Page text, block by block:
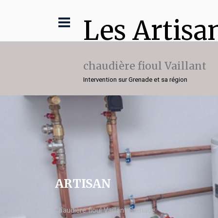
Les
chaudière fioul Vaillant
Intervention sur Grenade et sa région
ARTISAN
chaudière fioul Vaillant Grenade